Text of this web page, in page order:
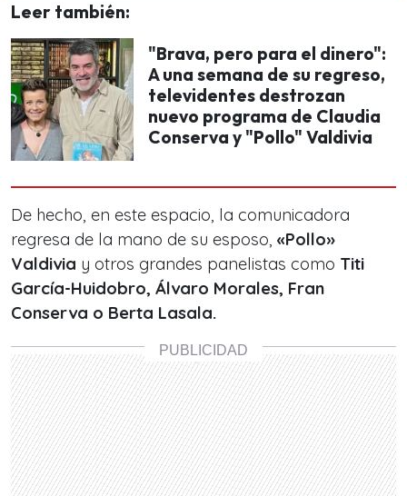
Leer también:
"Brava, pero para el dinero":
A una semana de su regreso,
televidentes destrozan
nuevo programa de Claudia
Conserva y "Pollo" Valdivia
De hecho, en este espacio, la comunicadora
regresa de la mano de su esposo, «Pollo»
Valdivia y otros grandes panelistas como Titi
García-Huidobro, Álvaro Morales, Fran
Conserva o Berta Lasala.